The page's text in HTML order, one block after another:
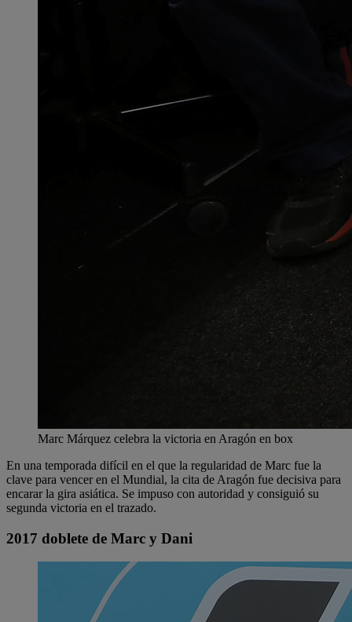
Marc Márquez celebra la victoria en Aragón en box
En una temporada difícil en el que la regularidad de Marc fue la
clave para vencer en el Mundial, la cita de Aragón fue decisiva para
encarar la gira asiática. Se impuso con autoridad y consiguió su
segunda victoria en el trazado.
2017 doblete de Marc y Dani